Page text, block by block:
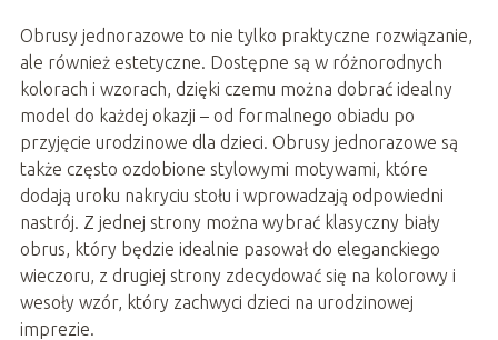
Obrusy jednorazowe to nie tylko praktyczne rozwiązanie,
ale również estetyczne. Dostępne są w różnorodnych
kolorach i wzorach, dzięki czemu można dobrać idealny
model do każdej okazji – od formalnego obiadu po
przyjęcie urodzinowe dla dzieci. Obrusy jednorazowe są
także często ozdobione stylowymi motywami, które
dodają uroku nakryciu stołu i wprowadzają odpowiedni
nastrój. Z jednej strony można wybrać klasyczny biały
obrus, który będzie idealnie pasował do eleganckiego
wieczoru, z drugiej strony zdecydować się na kolorowy i
wesoły wzór, który zachwyci dzieci na urodzinowej
imprezie.